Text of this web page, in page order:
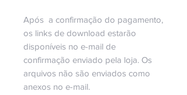
Após a confirmação do pagamento,
os links de download estarão
disponíveis no e-mail de
confirmação enviado pela loja. Os
arquivos não são enviados como
anexos no e-mail.